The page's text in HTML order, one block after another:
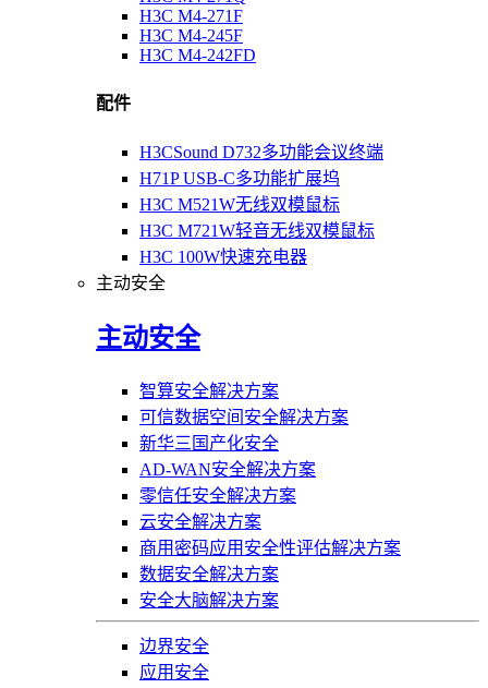
H3C M4-271F
H3C M4-245F
H3C M4-242FD
配件
H3CSound D732多功能会议终端
H71P USB-C多功能扩展坞
H3C M521W无线双模鼠标
H3C M721W轻音无线双模鼠标
H3C 100W快速充电器
主动安全
主动安全
智算安全解决方案
可信数据空间安全解决方案
新华三国产化安全
AD-WAN安全解决方案
零信任安全解决方案
云安全解决方案
商用密码应用安全性评估解决方案
数据安全解决方案
安全大脑解决方案
边界安全
应用安全